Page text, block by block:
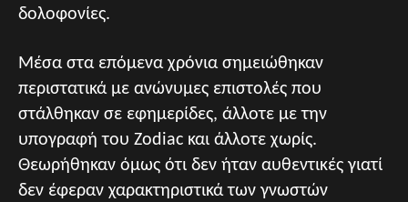
δολοφονίες.
Μέσα στα επόμενα χρόνια σημειώθηκαν
περιστατικά με ανώνυμες επιστολές που
στάλθηκαν σε εφημερίδες, άλλοτε με την
υπογραφή του Zodiac και άλλοτε χωρίς.
Θεωρήθηκαν όμως ότι δεν ήταν αυθεντικές γιατί
δεν έφεραν χαρακτηριστικά των γνωστών